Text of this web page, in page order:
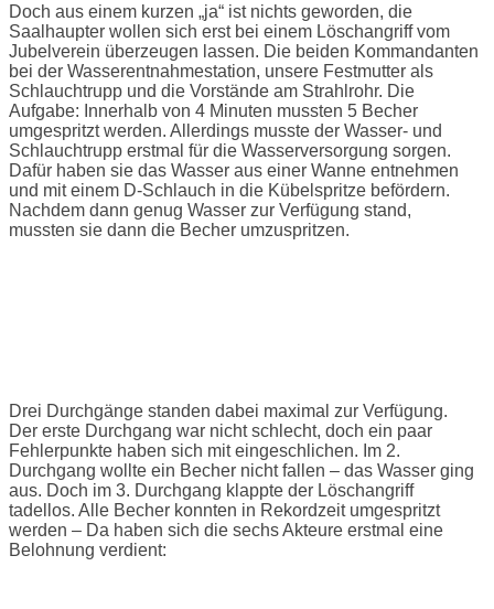
Doch aus einem kurzen „ja“ ist nichts geworden, die
Saalhaupter wollen sich erst bei einem Löschangriff vom
Jubelverein überzeugen lassen. Die beiden Kommandanten
bei der Wasserentnahmestation, unsere Festmutter als
Schlauchtrupp und die Vorstände am Strahlrohr. Die
Aufgabe: Innerhalb von 4 Minuten mussten 5 Becher
umgespritzt werden. Allerdings musste der Wasser- und
Schlauchtrupp erstmal für die Wasserversorgung sorgen.
Dafür haben sie das Wasser aus einer Wanne entnehmen
und mit einem D-Schlauch in die Kübelspritze befördern.
Nachdem dann genug Wasser zur Verfügung stand,
mussten sie dann die Becher umzuspritzen.
Drei Durchgänge standen dabei maximal zur Verfügung.
Der erste Durchgang war nicht schlecht, doch ein paar
Fehlerpunkte haben sich mit eingeschlichen. Im 2.
Durchgang wollte ein Becher nicht fallen – das Wasser ging
aus. Doch im 3. Durchgang klappte der Löschangriff
tadellos. Alle Becher konnten in Rekordzeit umgespritzt
werden – Da haben sich die sechs Akteure erstmal eine
Belohnung verdient: